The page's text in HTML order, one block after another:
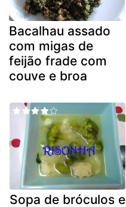
Bacalhau assado
com migas de
feijão frade com
couve e broa
Sopa de bróculos e